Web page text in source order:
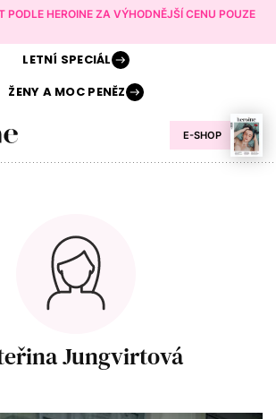
PODLE HEROINE ZA VÝHODNĚJŠÍ CENU POUZE
E-SHOP
LETNÍ SPECIÁL
ŽENY AMOC PENĚZ
Jungvirtová